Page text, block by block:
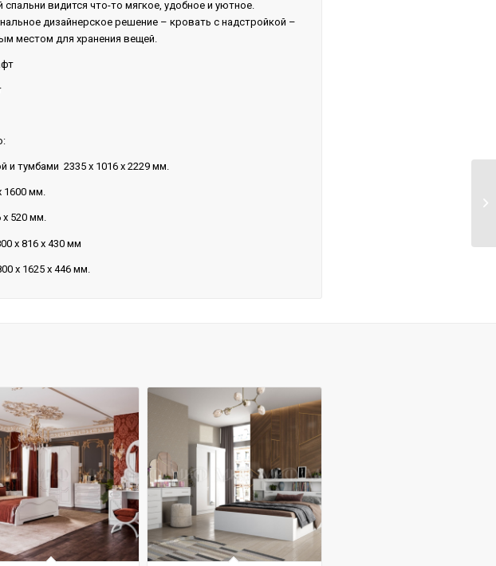
спальни видится что-то мягкое, удобное и уютное.
дизайнерское решение – кровать с надстройкой –
местом для хранения вещей.
и тумбами 2335 х 1016 х 2229 мм.
1600 мм.
520 мм.
х 816 х 430 мм
х 1625 х 446 мм.